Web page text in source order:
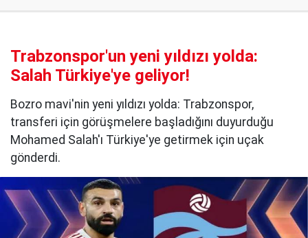
Trabzonspor'un yeni yıldızı yolda:
Salah Türkiye'ye geliyor!
Bozro mavi'nin yeni yıldızı yolda: Trabzonspor,
transferi için görüşmelere başladığını duyurduğu
Mohamed Salah'ı Türkiye'ye getirmek için uçak
gönderdi.